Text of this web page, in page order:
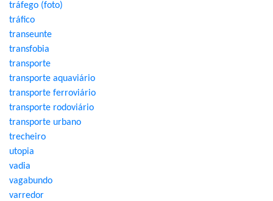
tráfego (foto)
tráfico
transeunte
transfobia
transporte
transporte aquaviário
transporte ferroviário
transporte rodoviário
transporte urbano
trecheiro
utopia
vadia
vagabundo
varredor